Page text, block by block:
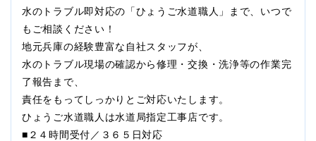
水のトラブル即対応の「ひょうご水道職人」まで、いつで
もご相談ください！
地元兵庫の経験豊富な自社スタッフが、
水のトラブル現場の確認から修理・交換・洗浄等の作業完
了報告まで、
責任をもってしっかりとご対応いたします。
ひょうご水道職人は水道局指定工事店です。
■２４時間受付／３６５日対応